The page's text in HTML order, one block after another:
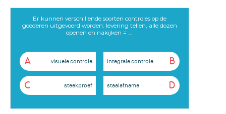
Er kunnen verschillende soorten controles op de
goederen uitgevoerd worden: levering tellen, alle dozen
openen en nakijken = ...
A visuele controle B
integrale controle
C steekproef D
staalafname